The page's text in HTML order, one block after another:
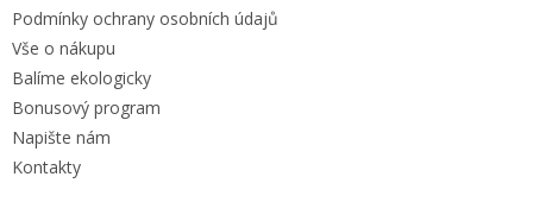
Podmínky ochrany osobních údajů
Vše o nákupu
Balíme ekologicky
Bonusový program
Napište nám
Kontakty